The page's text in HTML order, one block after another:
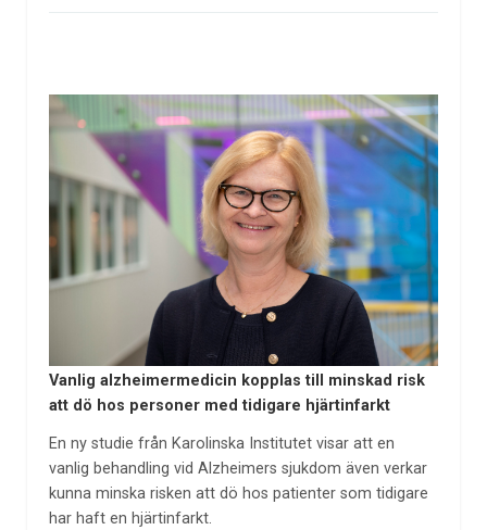
Vanlig alzheimermedicin kopplas till minskad risk
att dö hos personer med tidigare hjärtinfarkt
En ny studie från Karolinska Institutet visar att en
vanlig behandling vid Alzheimers sjukdom även verkar
kunna minska risken att dö hos patienter som tidigare
har haft en hjärtinfarkt.